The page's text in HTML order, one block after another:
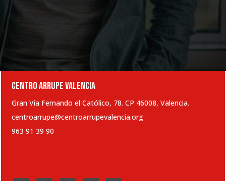
CENTRO ARRUPE VALENCIA
Gran Vía Fernando el Católico, 78. CP 46008, Valencia.
centroarrupe@centroarrupevalencia.org
963 91 39 90